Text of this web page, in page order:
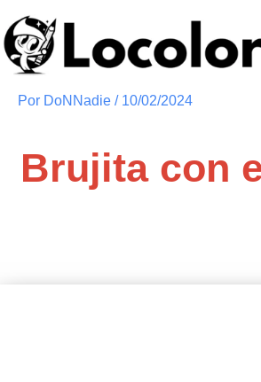
al
contenido
Por DoNNadie / 10/02/2024
Brujita con